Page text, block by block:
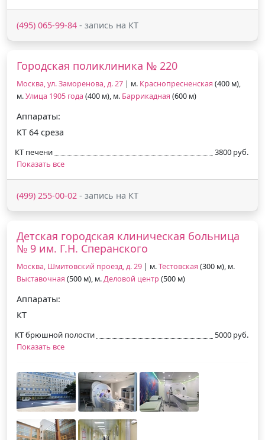
(495) 065-99-84 - запись на КТ
Городская поликлиника № 220
Москва, ул. Заморенова, д. 27 | м. Краснопресненская (400 м),
м.Улица 1905 года (400 м), м. Баррикадная (600 м)
Аппараты:
КТ 64 среза
КТ печени
3800 руб.
Показать все
(499) 255-00-02 - запись на КТ
Детская городская клиническая больница
№ 9 им. Г.Н. Сперанского
Москва, Шмитовский проезд, д. 29 | м.Тестовская (300 м), м.
Выставочная (500 м), м.Деловой центр (500 м)
Аппараты:
КТ
КТ брюшной полости
5000 руб.
Показать все